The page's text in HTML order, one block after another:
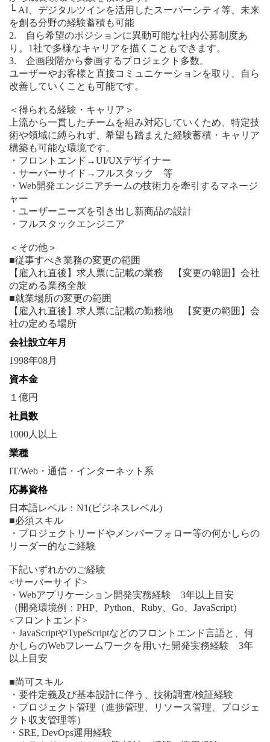
└ AI、デジタルツインを活用したスーパーシティ等、未来
を創る分野の経験蓄積も可能
2. 自ら希望のポジションに異動可能な社内公募制度あ
り。1社で多様なキャリアを描くこともできます。
3. 企画段階から参画するプロジェクト多数。
ユーザーやお客様と直接コミュニケーションを取り、自ら
改善していくことも可能です。
＜得られる経験・キャリア＞
上流から一貫したチームを組み対応していくため、特定技
術や領域に縛られず、希望も踏まえた経験蓄積・キャリア
構築も可能な環境です。
・フロントエンド→UI/UXデザイナー
・サーバーサイド→フルスタック 等
・Web開発エンジニアチームの技術力を牽引するマネージ
ャー
・ユーザーニーズを引き出し新商品の設計
・フルスタックエンジニア
＜その他＞
■従事すべき業務の変更の範囲
【雇入れ直後】求人票に記載の業務 【変更の範囲】会社
の定める業務全般
■就業場所の変更の範囲
【雇入れ直後】求人票に記載の勤務地 【変更の範囲】会
社の定める場所
会社設立年月
1998年08月
資本金
１億円
社員数
1000人以上
業種
IT/Web・通信・インターネット系
応募資格
日本語レベル：N1(ビジネスレベル)
■必須スキル
・プロジェクトリードやメンバーフォロー等の何かしらの
リーダー的なご経験
下記いずれかのご経験
<サーバーサイド>
・Webアプリケーション開発実務経験 3年以上目安
（開発環境例：PHP、Python、Ruby、Go、JavaScript）
<フロントエンド>
・JavaScriptやTypeScriptなどのフロントエンド言語と、何
かしらのWebフレームワークを用いた開発実務経験 3年
以上目安
■尚可スキル
・要件定義及び基本設計に伴う、技術調査/検証経験
・プロジェクト管理（進捗管理、リソース管理、プロジェ
クト収支管理等）
・SRE, DevOps運用経験